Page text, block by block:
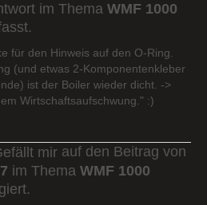
im Thema WMF 1000
für den Hinweis auf den O-Ring.
(und etwas 2-Komponentenkleber
ist der Boiler wieder dicht. ->
Wirtschaftsaufschwung." :)
auf den Beitrag von
im Thema WMF 1000